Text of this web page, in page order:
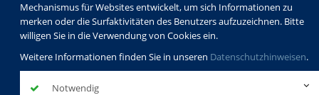
Mechanismus für Websites entwickelt, um sich Informationen zu
merken oder die Surfaktivitäten des Benutzers aufzuzeichnen. Bitte
willigen Sie in die Verwendung von Cookies ein.
Weitere Informationen finden Sie in unseren Datenschutzhinweisen.
Notwendig
Programm
Schulabschlüsse
Schulkindbetreuung
Service